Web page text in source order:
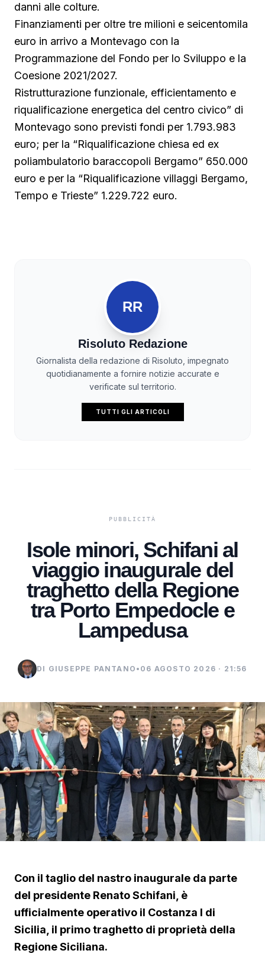
danni alle colture.
Finanziamenti per oltre tre milioni e seicentomila
euro in arrivo a Montevago con la
Programmazione del Fondo per lo Sviluppo e la
Coesione 2021/2027.
Ristrutturazione funzionale, efficientamento e
riqualificazione energetica del centro civico” di
Montevago sono previsti fondi per 1.793.983
euro; per la “Riqualificazione chiesa ed ex
poliambulatorio baraccopoli Bergamo” 650.000
euro e per la “Riqualificazione villaggi Bergamo,
Tempo e Trieste” 1.229.722 euro.
RR
Risoluto Redazione
Giornalista della redazione di Risoluto, impegnato
quotidianamente a fornire notizie accurate e
verificate sul territorio.
TUTTI GLI ARTICOLI
Isole minori, Schifani al
viaggio inaugurale del
traghetto della Regione
tra Porto Empedocle e
Lampedusa
DI GIUSEPPE PANTANO • 06 AGOSTO 2026 · 21:56
Con il taglio del nastro inaugurale da parte
del presidente Renato Schifani, è
ufficialmente operativo il Costanza I di
Sicilia, il primo traghetto di proprietà della
Regione Siciliana.